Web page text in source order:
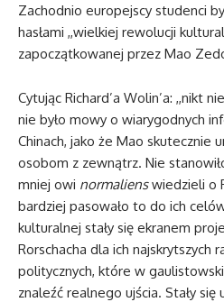
Zachodnio europejscy studenci
hasłami ,,wielkiej rewolucji
zapoczątkowanej przez Mao
Cytując Richard’a Wolin’a: ,,nikt
nie było mowy o wiarygodnych
Chinach, jako że Mao skutecznie
osobom z zewnątrz. Nie
mniej owi normaliens wiedzieli o
bardziej pasowało to do ich
kulturalnej stały się ekranem
Rorschacha dla ich najskrytszych
politycznych, które w
znaleźć realnego ujścia. Stały